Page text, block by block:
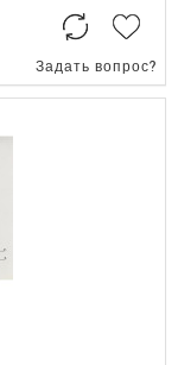
Задать вопрос?